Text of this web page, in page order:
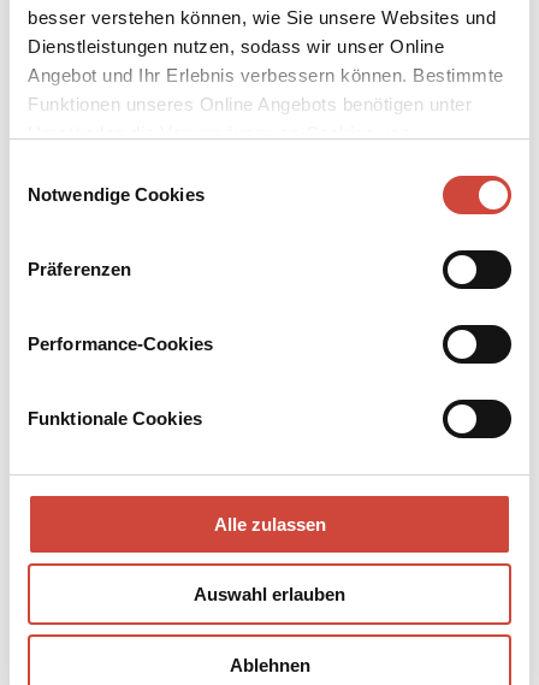
besser verstehen können, wie Sie unsere Websites und
Dienstleistungen nutzen, sodass wir unser Online
Angebot und Ihr Erlebnis verbessern können. Bestimmte
Funktionen unseres Online Angebots benötigen unter
Notwendige Cookies
Präferenzen
Performance-Cookies
Funktionale Cookies
Alle zulassen
Auswahl erlauben
Ablehnen
Glitzernde, vibrierende Storys aus den Roaring Twenties von
damals für die zwanziger Jahre von heute sind im neuen
BuchPartytimevonF. Scott Fitzgeraldzu entdecken.
Passend dazu als Drink zur Lektüre, für die nächste
Gartenparty oder die nächste Great Gatsby-Sause gibt es
auf dem Blog das Rezept für den Bronx Cocktail. Ein Gin-
20er Jahre.